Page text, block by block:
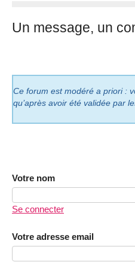
Un message, un
Ce forum est modéré a priori :
qu’après avoir été validée par
Votre nom
Se connecter
Votre adresse email